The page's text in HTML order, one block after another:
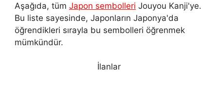
s
A
p
g
r
a
e
r
b
o
k
L
i
e
Aşağıda, tüm Japon sembolleri Jouyou Kanji'ye.
Bu liste sayesinde, Japonların Japonya'da
öğrendikleri sırayla bu sembolleri öğrenmek
mümkündür.
İlanlar